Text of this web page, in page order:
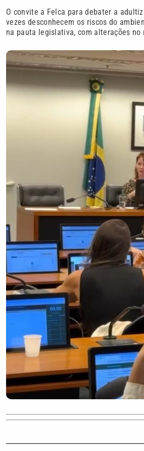
O convite a Felca para debater a
vezes desconhecem os riscos do
na pauta legislativa, com alterações no